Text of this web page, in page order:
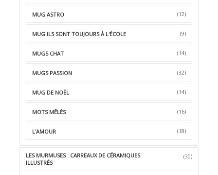
MUG ASTRO (12)
MUG ILS SONT TOUJOURS À L'ÉCOLE (9)
MUGS CHAT (14)
MUGS PASSION (32)
MUG DE NOËL (14)
MOTS MÊLÉS (16)
L'AMOUR (18)
LES MURMUSES : CARREAUX DE CÉRAMIQUES
ILLUSTRÉS
(30)